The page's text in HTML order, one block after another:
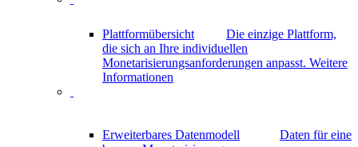
Plattformübersicht
Die einzige Plattform,
die sich an Ihre individuellen
Monetarisierungsanforderungen anpasst. Weitere
Informationen
Erweiterbares Datenmodell
Daten für eine